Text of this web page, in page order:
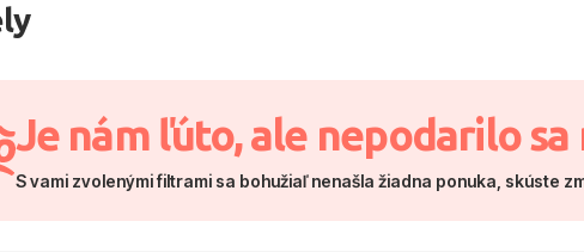
Je nám ľúto, ale nepodarilo sa
S vami zvolenými filtrami sa bohužiaľ nenašla žiadna ponuka, skúste